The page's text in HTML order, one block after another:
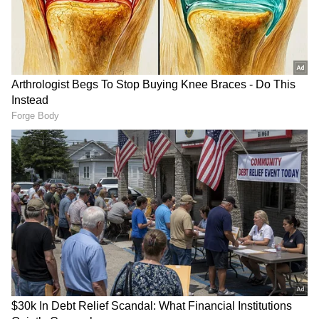
ಈ ಮಹತ್ವದ ಮೈಲಿಗಲ್ಲಿನ ಬಗ್ಗೆ ಮಾತನಾಡಿದ ಹಿಕಲ್
ಟೆಕ್ನಾಲಜೀಸ್‌ನ ವ್ಯವಸ್ಥಾಪಕ ನಿರ್ದೇಶಕ ಯಶಸ್ ಜೈವೀರ್,
"ಹೊಸೂರಿನಲ್ಲಿ ನಮ್ಮ ಈ ಹೊಸ ಘಟಕದ ಶಂಕುಸ್ಥಾಪನೆ
DOWNLOAD APP
RECOMMENDED STORIES